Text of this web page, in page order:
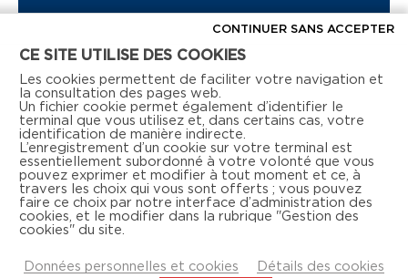
Voir tous les articles de presse
Retrouvez-nous aussi sur les réseaux sociaux
CE SITE UTILISE DES COOKIES
Les cookies permettent de faciliter votre navigation et
la consultation des pages web.
Un fichier cookie permet également d’identifier le
terminal que vous utilisez et, dans certains cas, votre
identification de manière indirecte.
L’enregistrement d’un cookie sur votre terminal est
essentiellement subordonné à votre volonté que vous
pouvez exprimer et modifier à tout moment et ce, à
travers les choix qui vous sont offerts ; vous pouvez
faire ce choix par notre interface d’administration des
cookies, et le modifier dans la rubrique "Gestion des
cookies" du site.
Données personnelles et cookies Détails des cookies
CONTINUER SANS ACCEPTER